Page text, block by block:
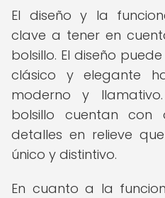
El diseño y la
clave a tener en
bolsillo. El diseño
clásico y elegante
moderno y
bolsillo cuentan con
detalles en relieve
único y distintivo.
En cuanto a la